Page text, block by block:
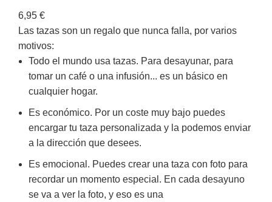
6,95 €
Las tazas son un regalo que nunca falla, por varios
motivos:
Todo el mundo usa tazas. Para desayunar, para
tomar un café o una infusión... es un básico en
cualquier hogar.
Es económico. Por un coste muy bajo puedes
encargar tu taza personalizada y la podemos enviar
a la dirección que desees.
Es emocional. Puedes crear una taza con foto para
recordar un momento especial. En cada desayuno
se va a ver la foto, y eso es una